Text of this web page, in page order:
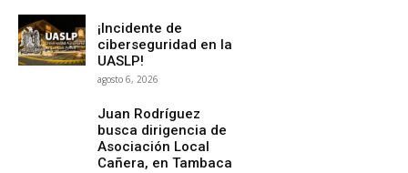
¡Incidente de
ciberseguridad en la
UASLP!
agosto 6, 2026
Juan Rodríguez
busca dirigencia de
Asociación Local
Cañera, en Tambaca